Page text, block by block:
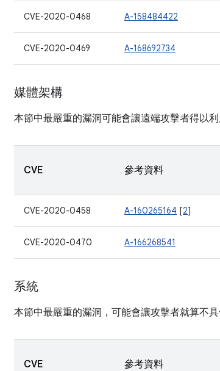
CVE-2020-0468 A-158484422
CVE-2020-0469 A-168692734
媒體架構
本節中最嚴重的漏洞可能會讓遠端攻擊者得以
CVE 參考資料
CVE-2020-0458 A-160265164 [2]
CVE-2020-0470 A-166268541
系統
本節中最嚴重的漏洞，可能會讓攻擊者就算不
CVE 參考資料